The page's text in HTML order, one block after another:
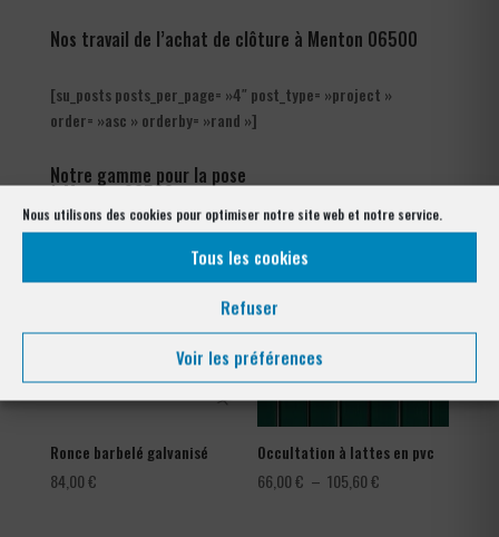
Nous utilisons des cookies pour optimiser notre site web et notre service.
Tous les cookies
Refuser
Voir les préférences
Nos travail de l’achat de clôture à Menton 06500
[su_posts posts_per_page= »4″ post_type= »project »
order= »asc » orderby= »rand »]
Notre gamme pour la pose
à Menton 06500
Ronce barbelé galvanisé
84,00€
Occultation à lattes en pvc
66,00€ – 105,60€